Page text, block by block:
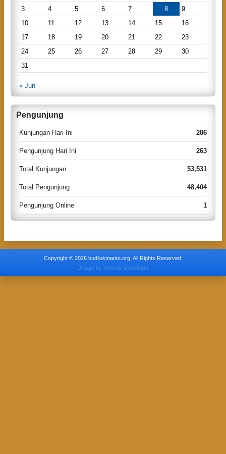
3
4 5 6 7 8
9
10
11 12 13 14 15
16
17
18 19 20 21 22
23
24
25 26 27 28 29
30
31
« Jun
Pengunjung
Kunjungan Hari Ini 286
Pengunjung Hari Ini 263
Total Kunjungan 53,531
Total Pengunjung 48,404
Pengunjung Online 1
Copyright © 2026 budilukmanto.org. All Rights Reserved.
Design by Velocity Developer